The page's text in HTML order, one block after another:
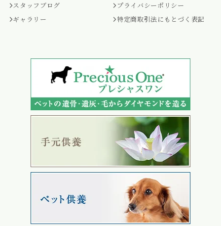
スタッフブログ
ギャラリー
プライバシーポリシー
特定商取引法にもとづく表記